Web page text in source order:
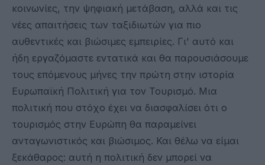
κοινωνίες, την ψηφιακή μετάβαση, αλλά και τις
νέες απαιτήσεις των ταξιδιωτών για πιο
αυθεντικές και βιώσιμες εμπειρίες. Γι' αυτό και
ήδη εργαζόμαστε εντατικά και θα παρουσιάσουμε
τους επόμενους μήνες την πρώτη στην ιστορία
Ευρωπαϊκή Πολιτική για τον Τουρισμό. Μια
πολιτική που στόχο έχει να διασφαλίσει ότι ο
τουρισμός στην Ευρώπη θα παραμείνει
ανταγωνιστικός και βιώσιμος. Και θέλω να είμαι
ξεκάθαρος: αυτή η πολιτική δεν μπορεί να